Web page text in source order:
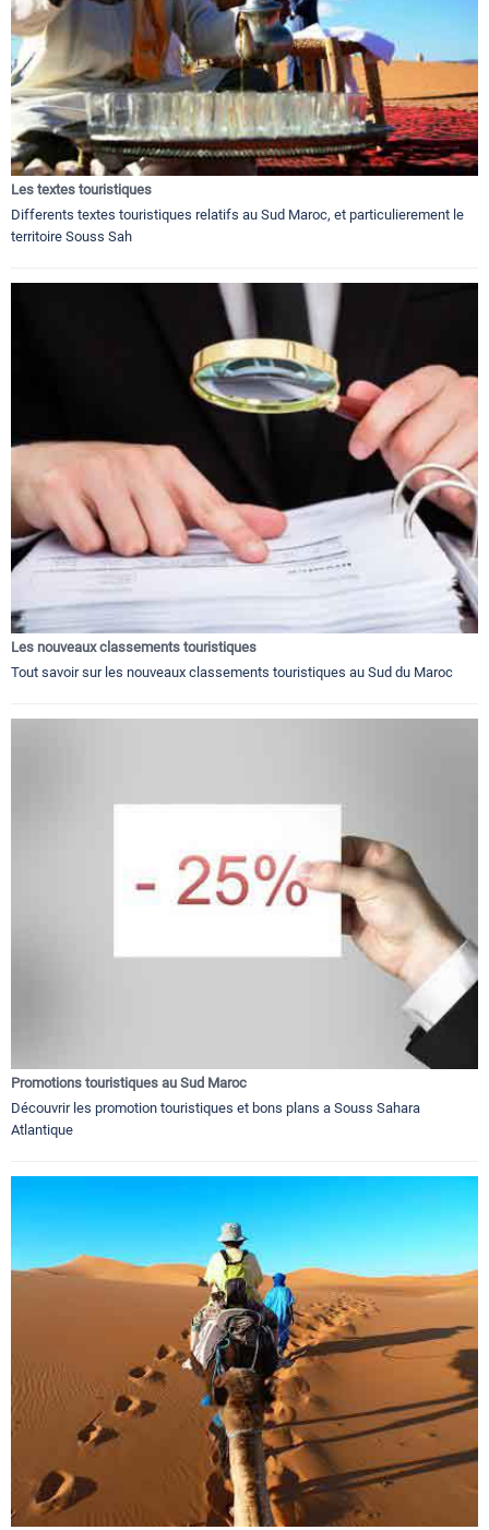
Les textes touristiques
Differents textes touristiques relatifs au Sud Maroc, et particulierement le
territoire Souss Sah
Les nouveaux classements touristiques
Tout savoir sur les nouveaux classements touristiques au Sud du Maroc
Promotions touristiques au Sud Maroc
Découvrir les promotion touristiques et bons plans a Souss Sahara
Atlantique